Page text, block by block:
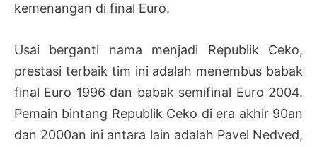
kemenangan di final Euro.
Usai berganti nama menjadi Republik Ceko,
prestasi terbaik tim ini adalah menembus babak
final Euro 1996 dan babak semifinal Euro 2004.
Pemain bintang Republik Ceko di era akhir 90an
dan 2000an ini antara lain adalah Pavel Nedved,